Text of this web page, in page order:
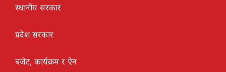
स्थानीय सरकार
प्रदेश सरकार
बजेट, कार्यक्रम र ऐन